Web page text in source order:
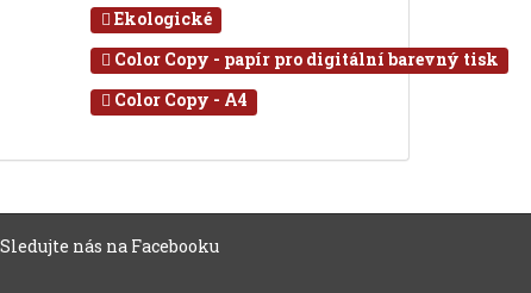
Ekologické
Color Copy - papír pro digitální barevný tisk
Color Copy - A4